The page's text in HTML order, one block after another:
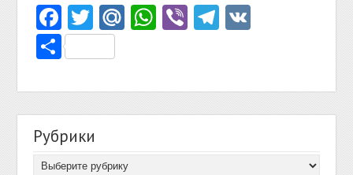
Facebook
TwitterMail.Ru
WhatsApp
ViberTelegram
Отправить
Рубрики